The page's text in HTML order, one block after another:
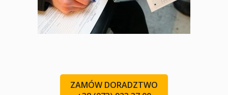
ZAMÓW DORADZTWO